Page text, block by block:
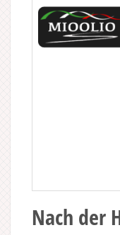
Nach der